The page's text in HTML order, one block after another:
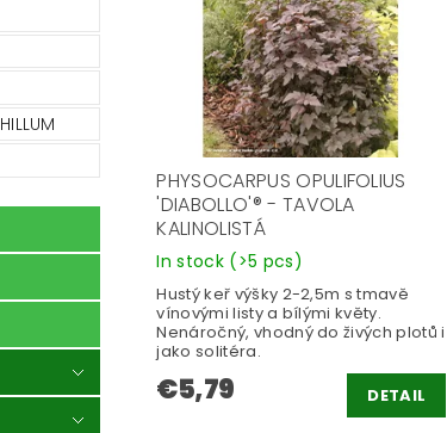
PHYSOCARPUS OPULIFOLIUS
'DIABOLLO'® - TAVOLA
KALINOLISTÁ
In stock (>5 pcs)
Hustý keř výšky 2-2,5m s tmavě
vínovými listy a bílými květy.
Nenáročný, vhodný do živých plotů i
jako solitéra.
€5,79 DETAIL